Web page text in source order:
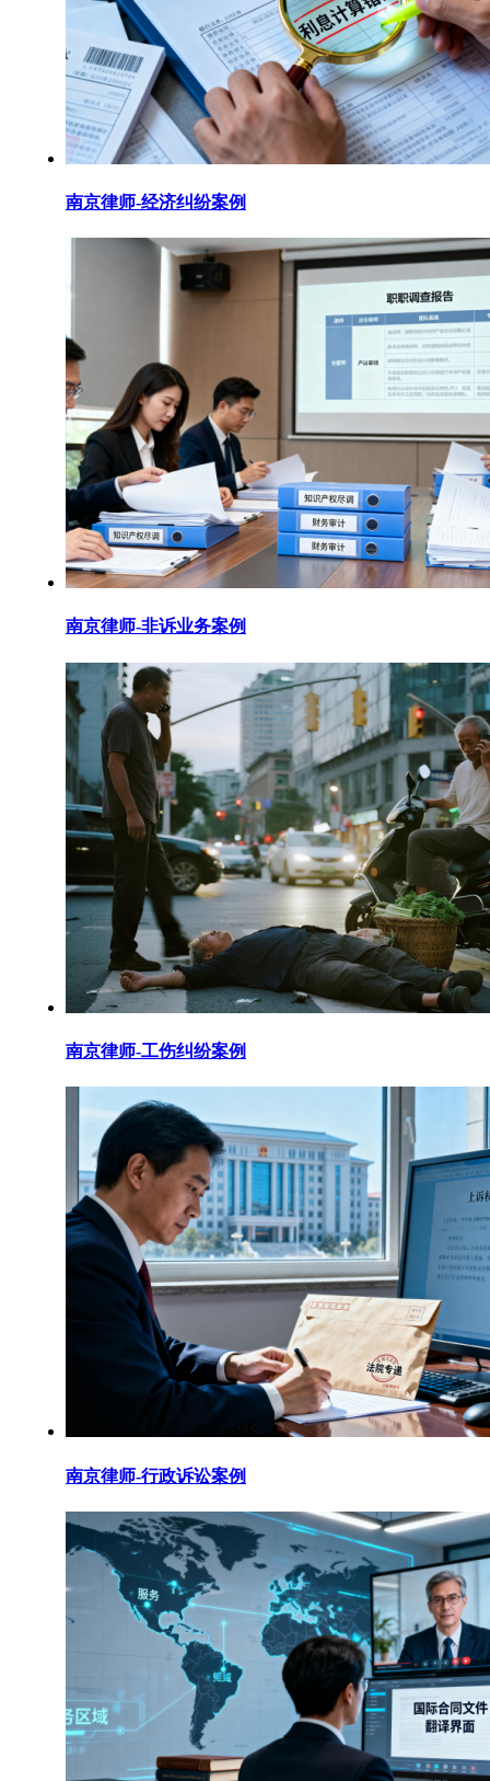
南京律师-经济纠纷案例
南京律师-非诉业务案例
南京律师-工伤纠纷案例
南京律师-行政诉讼案例